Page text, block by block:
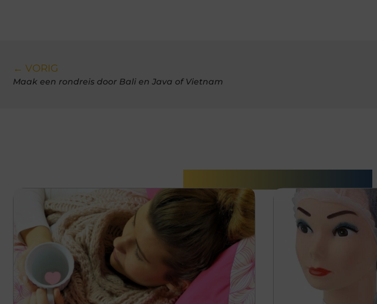
← VORIG
Maak een rondreis door Bali en Java of Vietnam